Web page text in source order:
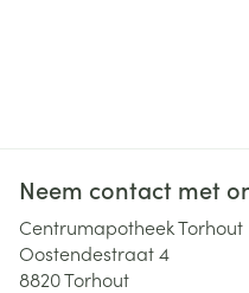
Neem contact met
Centrumapotheek Torhout
Oostendestraat 4
8820Torhout